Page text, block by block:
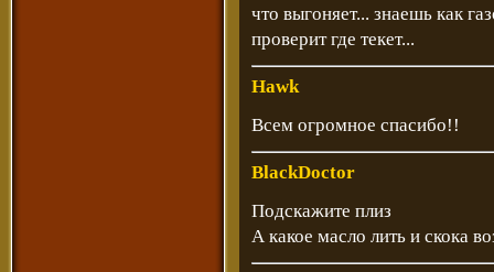
что выгоняет... знаешь как
проверит где текет...
Hawk
Всем огромное спасибо!!
BlackDoctor
Подскажите плиз
А какое масло лить и скока